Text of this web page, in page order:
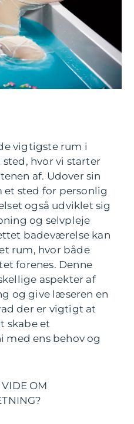
vigtigste rum i
hvor vi starter
af. Udover sin
sted for personlig
også udviklet sig
og selvpleje
badeværelse kan
rum, hvor både
forenes. Denne
aspekter af
og give læseren en
der er vigtigt at
skabe et
med ens behov og
VIDE OM